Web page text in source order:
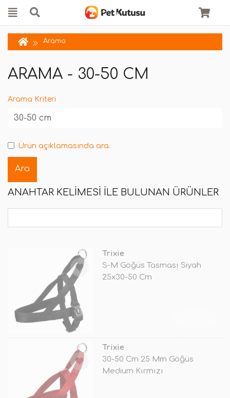
Arama
ARAMA - 30-50 CM
Arama Kriteri
Ürün açıklamasında ara.
ANAHTAR KELIMESI ILE BULUNAN ÜRÜNLER
Trixie
S-M Göğüs Tasması Siyah
25x30-50 Cm
Trixie
30-50 Cm 25 Mm Göğüs
Medium Kırmızı